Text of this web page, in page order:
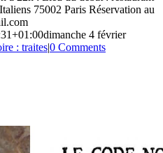
75002 Paris Réservation au
dimanche 4 février
: traites|0 Comments